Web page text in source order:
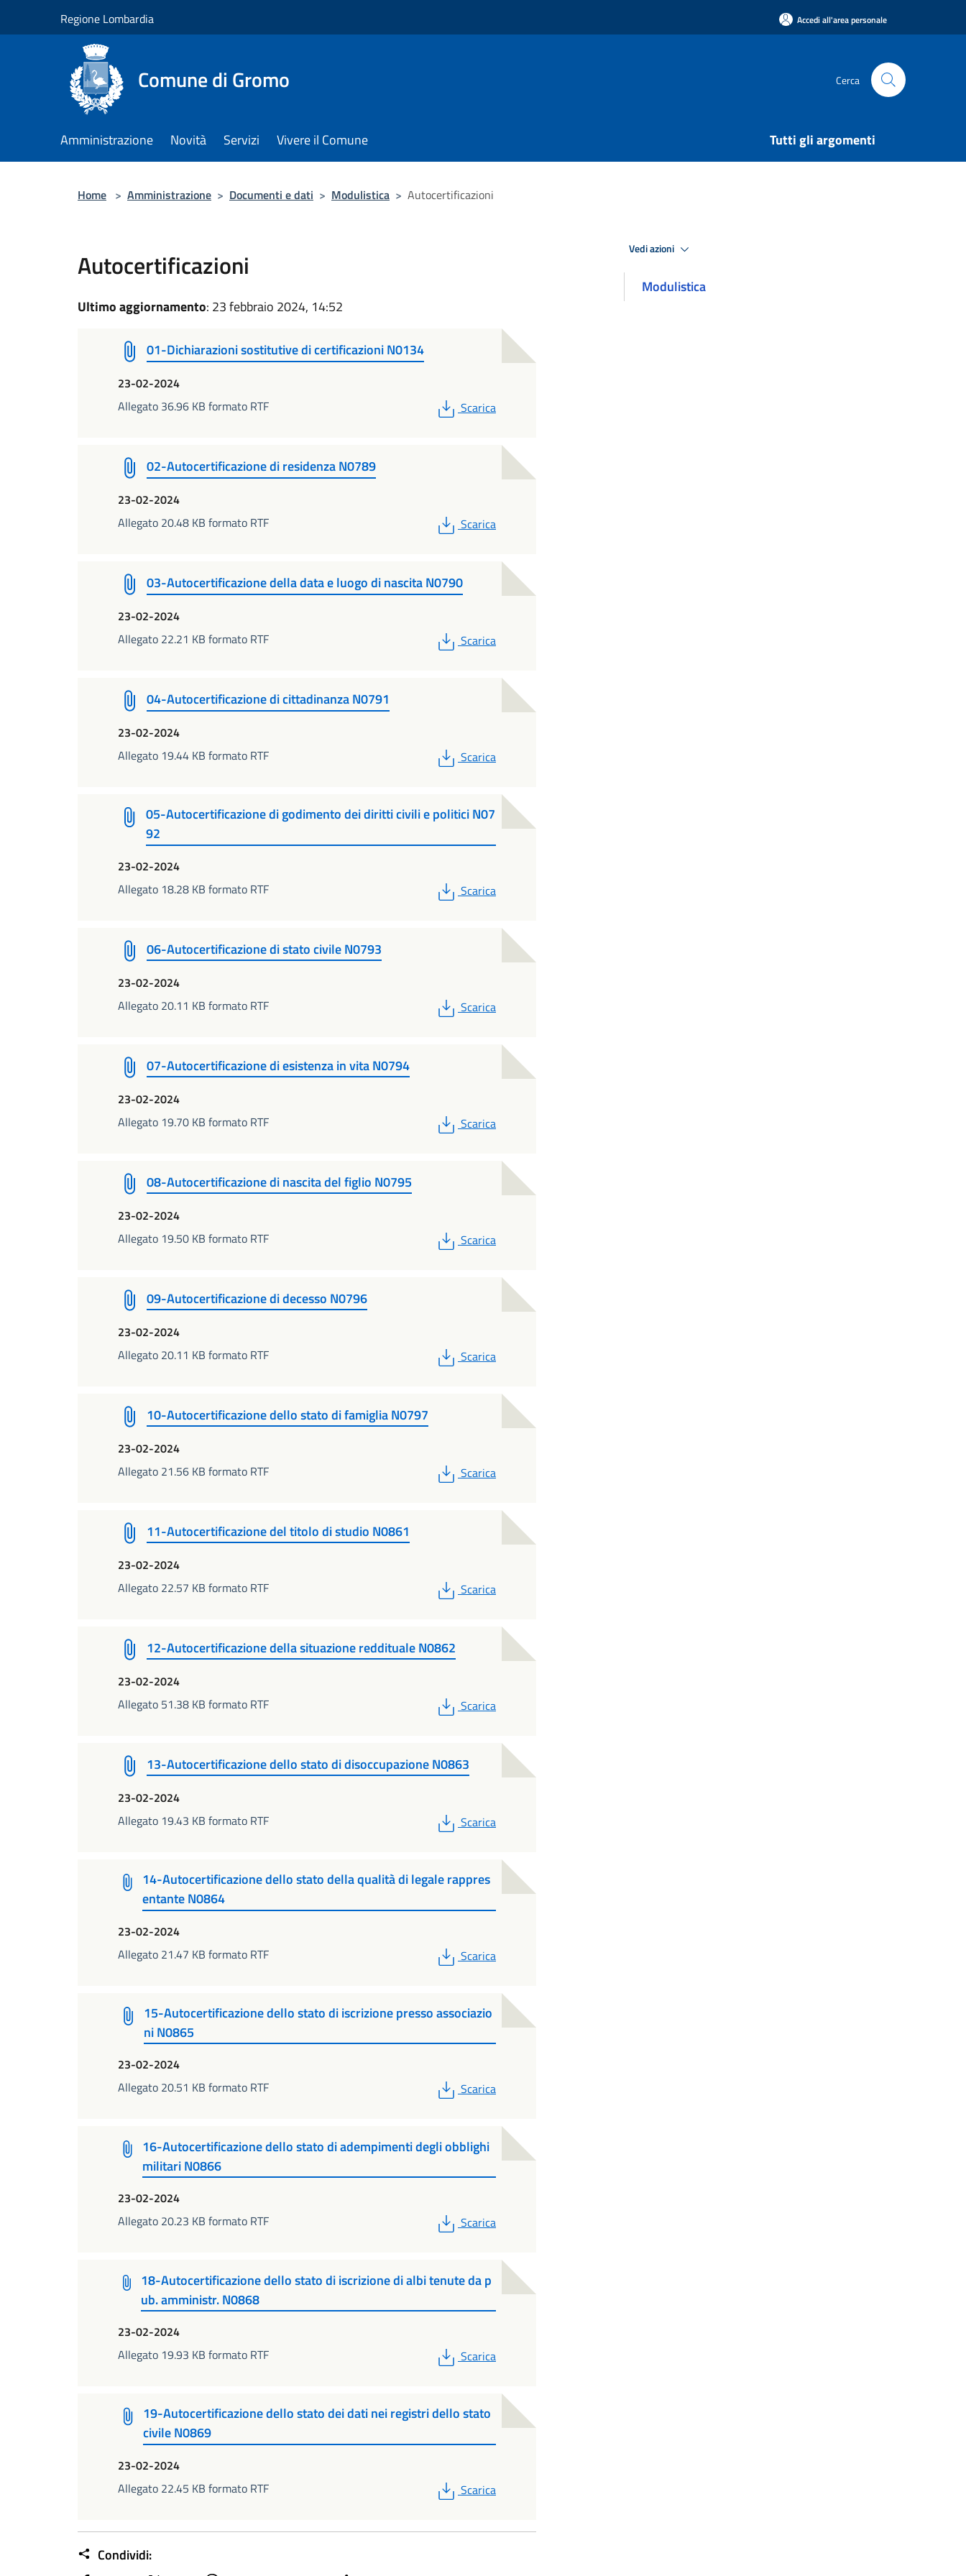
Regione Lombardia Accedi all'area personale
Comune di Gromo Cerca
Amministrazione Novità Servizi Vivere il Comune Tutti gli argomenti
Home > Amministrazione > Documenti e dati > Modulistica > Autocertificazioni
Autocertificazioni
Ultimo aggiornamento: 23 febbraio 2024, 14:52
01-Dichiarazioni sostitutive di certificazioni N0134
23-02-2024
Allegato 36.96 KB formato RTF
PDF
Scarica
02-Autocertificazione di residenza N0789
23-02-2024
Allegato 20.48 KB formato RTF
PDF
Scarica
03-Autocertificazione della data e luogo di nascita N0790
23-02-2024
Allegato 22.21 KB formato RTF
PDF
Scarica
04-Autocertificazione di cittadinanza N0791
23-02-2024
Allegato 19.44 KB formato RTF
PDF
Scarica
05-Autocertificazione di godimento dei diritti civili e politici N07
92
23-02-2024
Allegato 18.28 KB formato RTF
PDF
Scarica
06-Autocertificazione di stato civile N0793
23-02-2024
Allegato 20.11 KB formato RTF
PDF
Scarica
07-Autocertificazione di esistenza in vita N0794
23-02-2024
Allegato 19.70 KB formato RTF
PDF
Scarica
08-Autocertificazione di nascita del figlio N0795
23-02-2024
Allegato 19.50 KB formato RTF
PDF
Scarica
09-Autocertificazione di decesso N0796
23-02-2024
Allegato 20.11 KB formato RTF
PDF
Scarica
10-Autocertificazione dello stato di famiglia N0797
23-02-2024
Allegato 21.56 KB formato RTF
PDF
Scarica
11-Autocertificazione del titolo di studio N0861
23-02-2024
Allegato 22.57 KB formato RTF
PDF
Scarica
12-Autocertificazione della situazione reddituale N0862
23-02-2024
Allegato 51.38 KB formato RTF
PDF
Scarica
13-Autocertificazione dello stato di disoccupazione N0863
23-02-2024
Allegato 19.43 KB formato RTF
PDF
Scarica
14-Autocertificazione dello stato della qualità di legale rappres
entante N0864
23-02-2024
Allegato 21.47 KB formato RTF
PDF
Scarica
15-Autocertificazione dello stato di iscrizione presso associazio
ni N0865
23-02-2024
Allegato 20.51 KB formato RTF
PDF
Scarica
16-Autocertificazione dello stato di adempimenti degli obblighi
militari N0866
23-02-2024
Allegato 20.23 KB formato RTF
PDF
Scarica
18-Autocertificazione dello stato di iscrizione di albi tenute da p
ub. amministr. N0868
23-02-2024
Allegato 19.93 KB formato RTF
PDF
Scarica
19-Autocertificazione dello stato dei dati nei registri dello stato
civile N0869
23-02-2024
Allegato 22.45 KB formato RTF
PDF
Scarica
Condividi:
Vedi azioni
Modulistica